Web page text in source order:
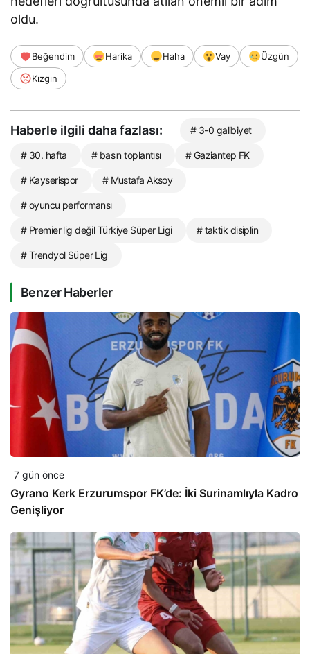
oldu.
Beğendim Harika Haha Vay
Üzgün
Kızgın
Haberle ilgili daha fazlası: # 3-0 galibiyet
# 30. hafta # basın toplantısı # Gaziantep FK
# Kayserispor # Mustafa Aksoy
# oyuncu performansı
# Premier lig değil Türkiye Süper Ligi # taktik disiplin
# Trendyol Süper Lig
Benzer Haberler
7 gün önce
Gyrano Kerk Erzurumspor FK’de: İki Surinamlıyla Kadro
Genişliyor